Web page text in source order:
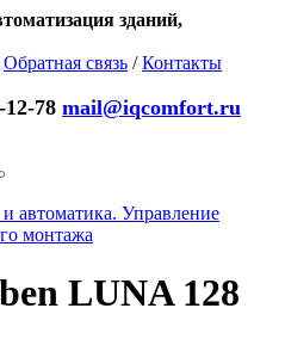
зданий,
Обратная связь /Контакты
12-78 mail@iqcomfort.ru
автоматика. Управление
монтажа
LUNA 128